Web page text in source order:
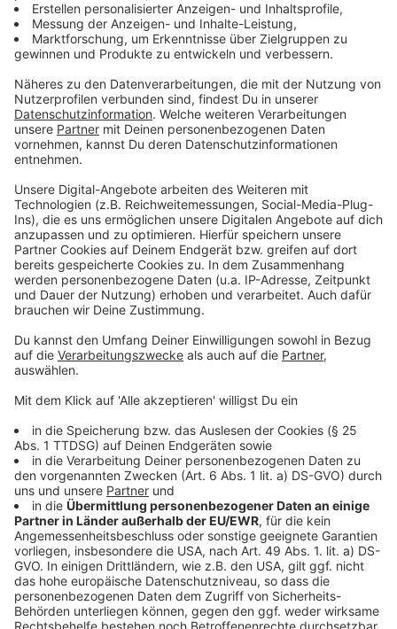
für Büros. Wer helfen kann, darf gern direkt den
Kältegang kontaktieren.
Hier erreicht ihr den Kältegang:aj@mihev.deund 0178
3039521.
Anzeige
Mehr Meldungen aus Leverkusen
Anzeige
Durchschnittsgehälter in Leverkusen: Ein Überblick
Leverkusen sucht Wege aus dem Haushaltsloch
Personalmangel
Anzeige
Anzeige